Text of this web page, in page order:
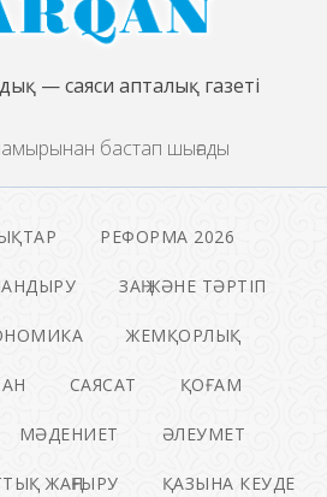
— саяси апталық газеті
бастап шығады
РЕФОРМА 2026
ЗАҢ ЖӘНЕ ТӘРТІП
ЖЕМҚОРЛЫҚ
САЯСАТ ҚОҒАМ
МӘДЕНИЕТ ӘЛЕУМЕТ
ЖАҢҒЫРУ ҚАЗЫНА КЕУДЕ